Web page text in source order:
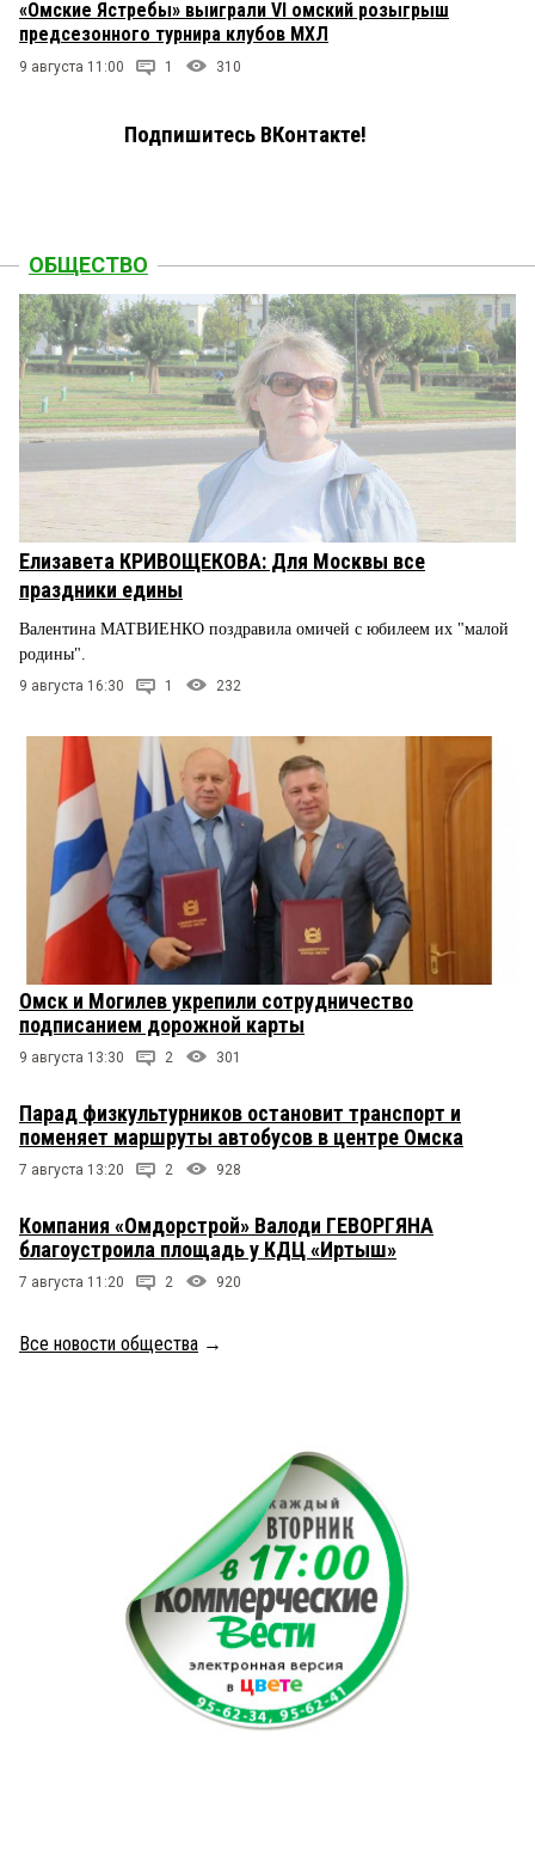
«Омские Ястребы» выиграли VI омский розыгрыш
предсезонного турнира клубов МХЛ
9 августа 11:00 1 310
Подпишитесь ВКонтакте!
ОБЩЕСТВО
Елизавета КРИВОЩЕКОВА: Для Москвы все
праздники едины
Валентина МАТВИЕНКО поздравила омичей с юбилеем их "малой
родины".
9 августа 16:30 1 232
Омск и Могилев укрепили сотрудничество
подписанием дорожной карты
9 августа 13:30 2 301
Парад физкультурников остановит транспорт и
поменяет маршруты автобусов в центре Омска
7 августа 13:20 2 928
Компания «Омдорстрой» Валоди ГЕВОРГЯНА
благоустроила площадь у КДЦ «Иртыш»
7 августа 11:20 2 920
Все новости общества →